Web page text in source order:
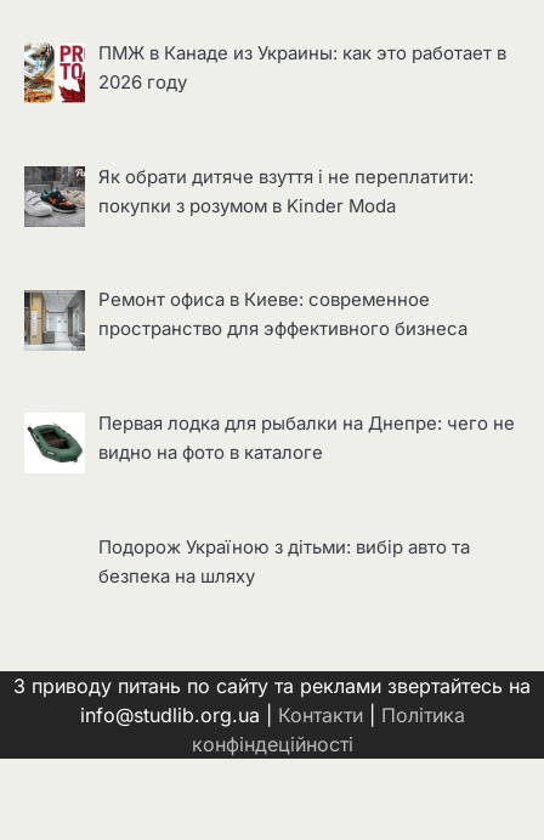
ПМЖ в Канаде из Украины: как это работает в
2026 году
Як обрати дитяче взуття і не переплатити:
покупки з розумом в Kinder Moda
Ремонт офиса в Киеве: современное
пространство для эффективного бизнеса
Первая лодка для рыбалки на Днепре: чего не
видно на фото в каталоге
Подорож Україною з дітьми: вибір авто та
безпека на шляху
З приводу питань по сайту та реклами звертайтесь на
info@studlib.org.ua | Контакти| Політика
конфіндеційності